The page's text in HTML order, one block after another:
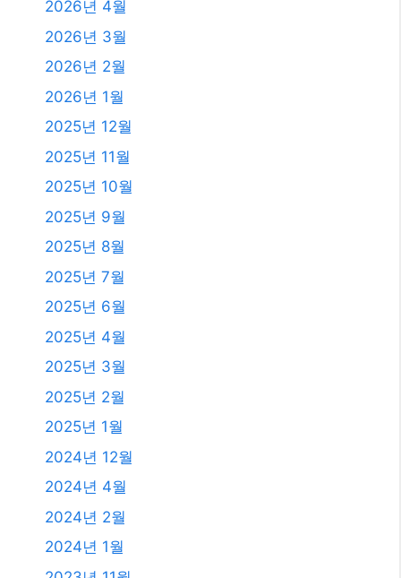
2025년 7월
2025년 6월
2025년 4월
2025년 3월
2025년 2월
2025년 1월
2024년 12월
2024년 4월
2024년 2월
2024년 1월
2023년 11월
2023년 10월
2023년 9월
2023년 8월
2023년 7월
2023년 6월
2023년 4월
2023년 2월
2023년 1월